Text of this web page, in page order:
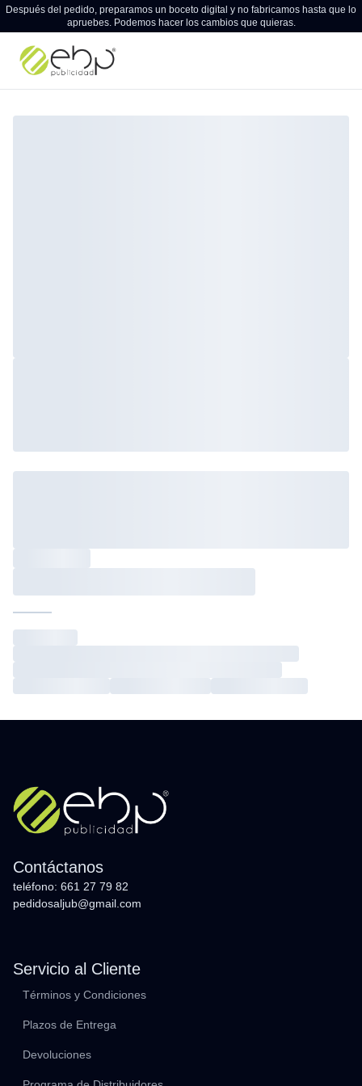
Después del pedido, preparamos un boceto digital y no fabricamos hasta que lo
apruebes. Podemos hacer los cambios que quieras.
Contáctanos
teléfono: 661 27 79 82
pedidosaljub@gmail.com
Servicio al Cliente
Términos y Condiciones
Plazos de Entrega
Devoluciones